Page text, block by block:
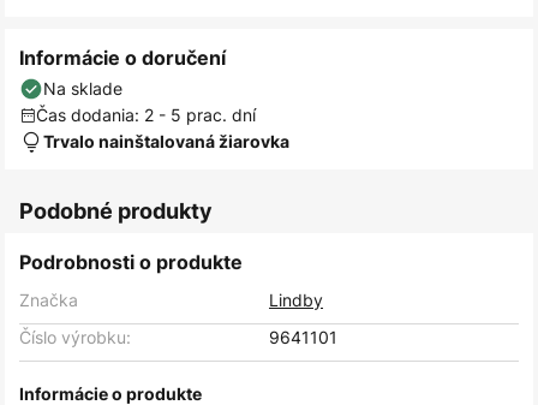
Informácie o doručení
Na sklade
Čas dodania: 2 - 5 prac. dní
Trvalo nainštalovaná žiarovka
Podobné produkty
Podrobnosti o produkte
Značka
Lindby
Číslo výrobku:
9641101
Informácie o produkte